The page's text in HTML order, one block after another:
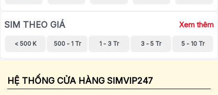
SIM THEO GIÁ Xem thêm
< 500 K 500 - 1 Tr 1 - 3 Tr 3 - 5 Tr 5 - 10 Tr
HỆ THỐNG CỬA HÀNG SIMVIP247